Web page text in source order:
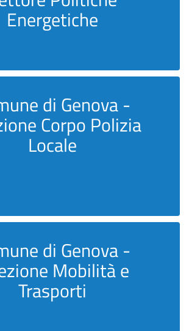
Energetiche
di Genova -
Corpo Polizia
Locale
di Genova -
Mobilità e
Trasporti